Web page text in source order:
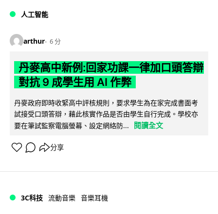
人工智能
arthur 6 分
丹麥高中新例:回家功課一律加口頭答辯
對抗 9 成學生用 AI 作弊
丹麥政府即時收緊高中評核規則，要求學生為在家完成書面考
試接受口頭答辯，藉此核實作品是否由學生自行完成。學校亦
要在筆試監察電腦螢幕、設定網絡防...
閱讀全文
分享
3C科技 流動音樂 音樂耳機